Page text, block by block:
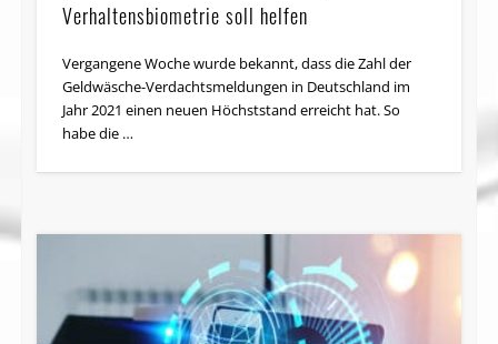
Verhaltensbiometrie soll helfen
Vergangene Woche wurde bekannt, dass die Zahl der
Geldwäsche-Verdachtsmeldungen in Deutschland im
Jahr 2021 einen neuen Höchststand erreicht hat. So
habe die …